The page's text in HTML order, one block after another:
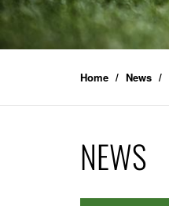
Home News
NEWS